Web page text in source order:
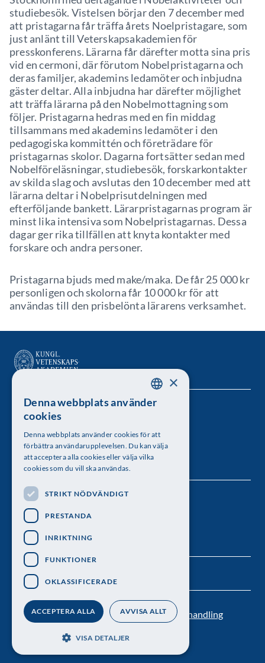
studiebesök. Vistelsen börjar den 7 december med
att pristagarna får träffa årets Noelpristagare, som
just anlänt till Veterskapsakademien för
presskonferens. Lärarna får därefter motta sina pris
vid en cermoni, där förutom Nobelpristagarna och
deras familjer, akademins ledamöter och inbjudna
gäster deltar. Alla inbjudna har därefter möjlighet
att träffa lärarna på den Nobelmottagning som
följer. Pristagarna hedras med en fin middag
tillsammans med akademins ledamöter i den
pedagogiska kommittén och företrädare för
pristagarnas skolor. Dagarna fortsätter sedan med
Nobelföreläsningar, studiebesök, forskarkontakter
av skilda slag och avslutas den 10 december med att
lärarna deltar i Nobelprisutdelningen med
efterföljande bankett. Lärarpristagarnas program är
minst lika intensiva som Nobelpristagarnas. Dessa
dagar ger rika tillfällen att knyta kontakter med
forskare och andra personer.
Pristagarna bjuds med make/maka. De får 25 000 kr
personligen och skolorna får 10 000 kr för att
användas till den prisbelönta lärarens verksamhet.
Kungl. Vetenskapsakademien
Besöksadress: Lilla Frescativägen 4A
Telefon: 08-673 95 00
Kontakt Nyhetsbrev
Personuppgiftsbehandling
Följ oss
SWEDISH
×
Denna webbplats använder
cookies
Denna webbplats använder cookies för att
förbättra användarupplevelsen. Du kan välja
att acceptera alla cookies eller välja vilka
cookies som du vill ska användas.
STRIKT NÖDVÄNDIGT
PRESTANDA
INRIKTNING
FUNKTIONER
OKLASSIFICERADE
ACCEPTERA ALLA AVVISA ALLT
VISA DETALJER